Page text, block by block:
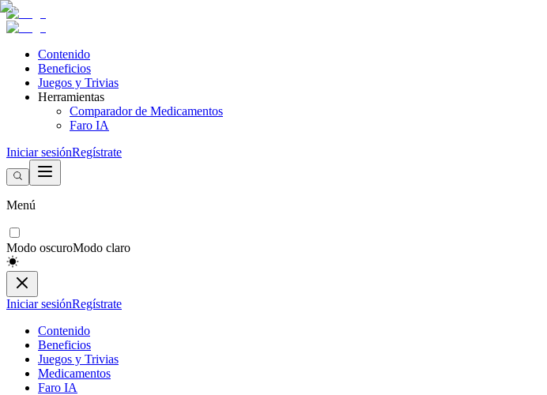
Contenido
Beneficios
Juegos y Trivias
Herramientas
Comparador de Medicamentos
Faro IA
Iniciar sesiónRegístrate
Menú
Modo oscuroModo claro
Iniciar sesiónRegístrate
Contenido
Beneficios
Juegos y Trivias
Medicamentos
Faro IA